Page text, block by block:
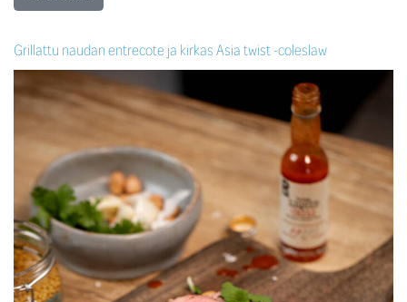
Grillattu naudan entrecote ja kirkas Asia twist -coleslaw